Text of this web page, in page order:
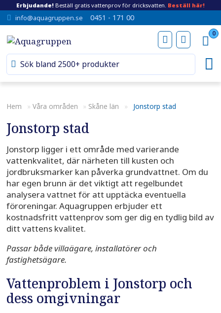
Erbjudande! Beställ gratis vattenprov för dricksvatten. Beställ här!
info@aquagruppen.se 0451 - 171 00
0
Hem » Våra områden » Skåne län » Jonstorp stad
Jonstorp stad
Jonstorp ligger i ett område med varierande
vattenkvalitet, där närheten till kusten och
jordbruksmarker kan påverka grundvattnet. Om du
har egen brunn är det viktigt att regelbundet
analysera vattnet för att upptäcka eventuella
föroreningar. Aquagruppen erbjuder ett
kostnadsfritt vattenprov som ger dig en tydlig bild av
ditt vattens kvalitet.
Passar både villaägare, installatörer och
fastighetsägare.
Vattenproblem i Jonstorp och
dess omgivningar